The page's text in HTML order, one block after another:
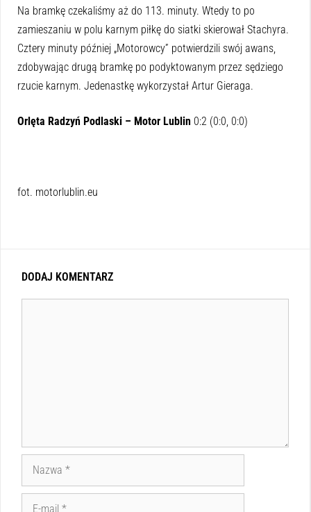
Na bramkę czekaliśmy aż do 113. minuty. Wtedy to po
zamieszaniu w polu karnym piłkę do siatki skierował Stachyra.
Cztery minuty później „Motorowcy” potwierdzili swój awans,
zdobywając drugą bramkę po podyktowanym przez sędziego
rzucie karnym. Jedenastkę wykorzystał Artur Gieraga.
Orlęta Radzyń Podlaski – Motor Lublin 0:2 (0:0, 0:0)
fot. motorlublin.eu
DODAJ KOMENTARZ